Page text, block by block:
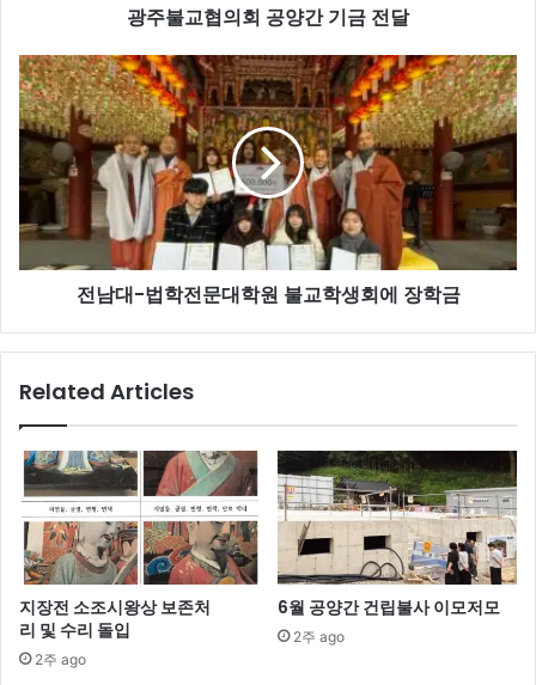
금
전
달
광주불교협의회 공양간 기금 전달
전
남
대-
법
학
전
대
학
생
장
학
금
전남대-법학전문대학원 불교학생회에 장학금
Related Articles
지장전 소조시왕상 보존처
리 및 수리 돌입
2주 ago
6월 공양간 건립불사 이모저모
2주 ago